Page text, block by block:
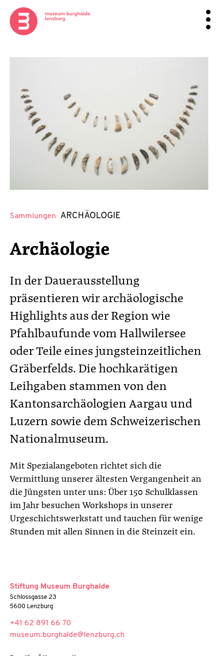
Sammlungen ARCHÄOLOGIE
Archäologie
In der Dauerausstellung
präsentieren wir archäologische
Highlights aus der Region wie
Pfahlbaufunde vom Hallwilersee
oder Teile eines jungsteinzeitlichen
Gräberfelds. Die hochkarätigen
Leihgaben stammen von den
Kantonsarchäologien Aargau und
Luzern sowie dem Schweizerischen
Nationalmuseum.
Mit Spezialangeboten richtet sich die
Vermittlung unserer ältesten Vergangenheit an
die Jüngsten unter uns: Über 150 Schulklassen
im Jahr besuchen Workshops in unserer
Urgeschichtswerkstatt und tauchen für wenige
Stunden mit allen Sinnen in die Steinzeit ein.
Stiftung Museum Burghalde
Schlossgasse 23
5600 Lenzburg
+41 62 891 66 70
museum.burghalde@lenzburg.ch